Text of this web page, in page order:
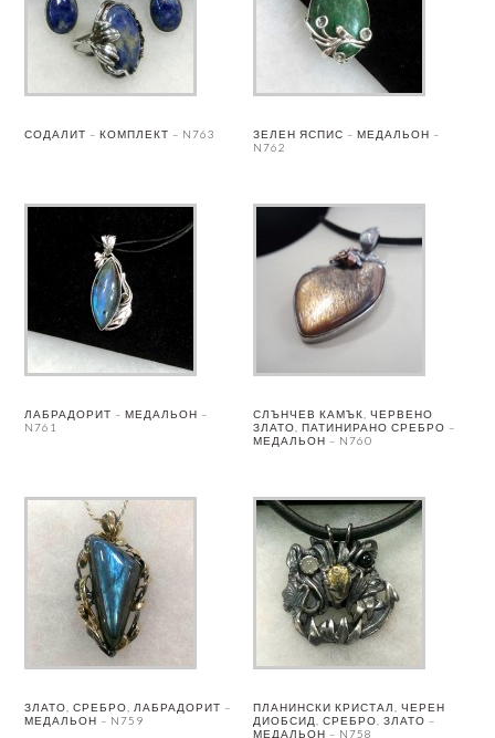
СОДАЛИТ – КОМПЛЕКТ – N763
ЗЕЛЕН ЯСПИС – МЕДАЛЬОН –
N762
ЛАБРАДОРИТ – МЕДАЛЬОН –
N761
СЛЪНЧЕВ КАМЪК, ЧЕРВЕНО
ЗЛАТО, ПАТИНИРАНО СРЕБРО –
МЕДАЛЬОН – N760
ЗЛАТО, СРЕБРО, ЛАБРАДОРИТ –
МЕДАЛЬОН – N759
ПЛАНИНСКИ КРИСТАЛ, ЧЕРЕН
ДИОБСИД, СРЕБРО, ЗЛАТО –
МЕДАЛЬОН – N758